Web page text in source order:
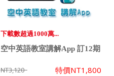
下載數超過1000萬...
空中英語教室講解App 訂12期
NT3,120 特價NT1,800